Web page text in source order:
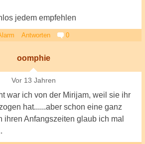
jedem empfehlen
Antworten 0
oomphie
Vor 13 Jahren
war ich von der Mirijam, weil sie ihr
hat......aber schon eine ganz
ihren Anfangszeiten glaub ich mal